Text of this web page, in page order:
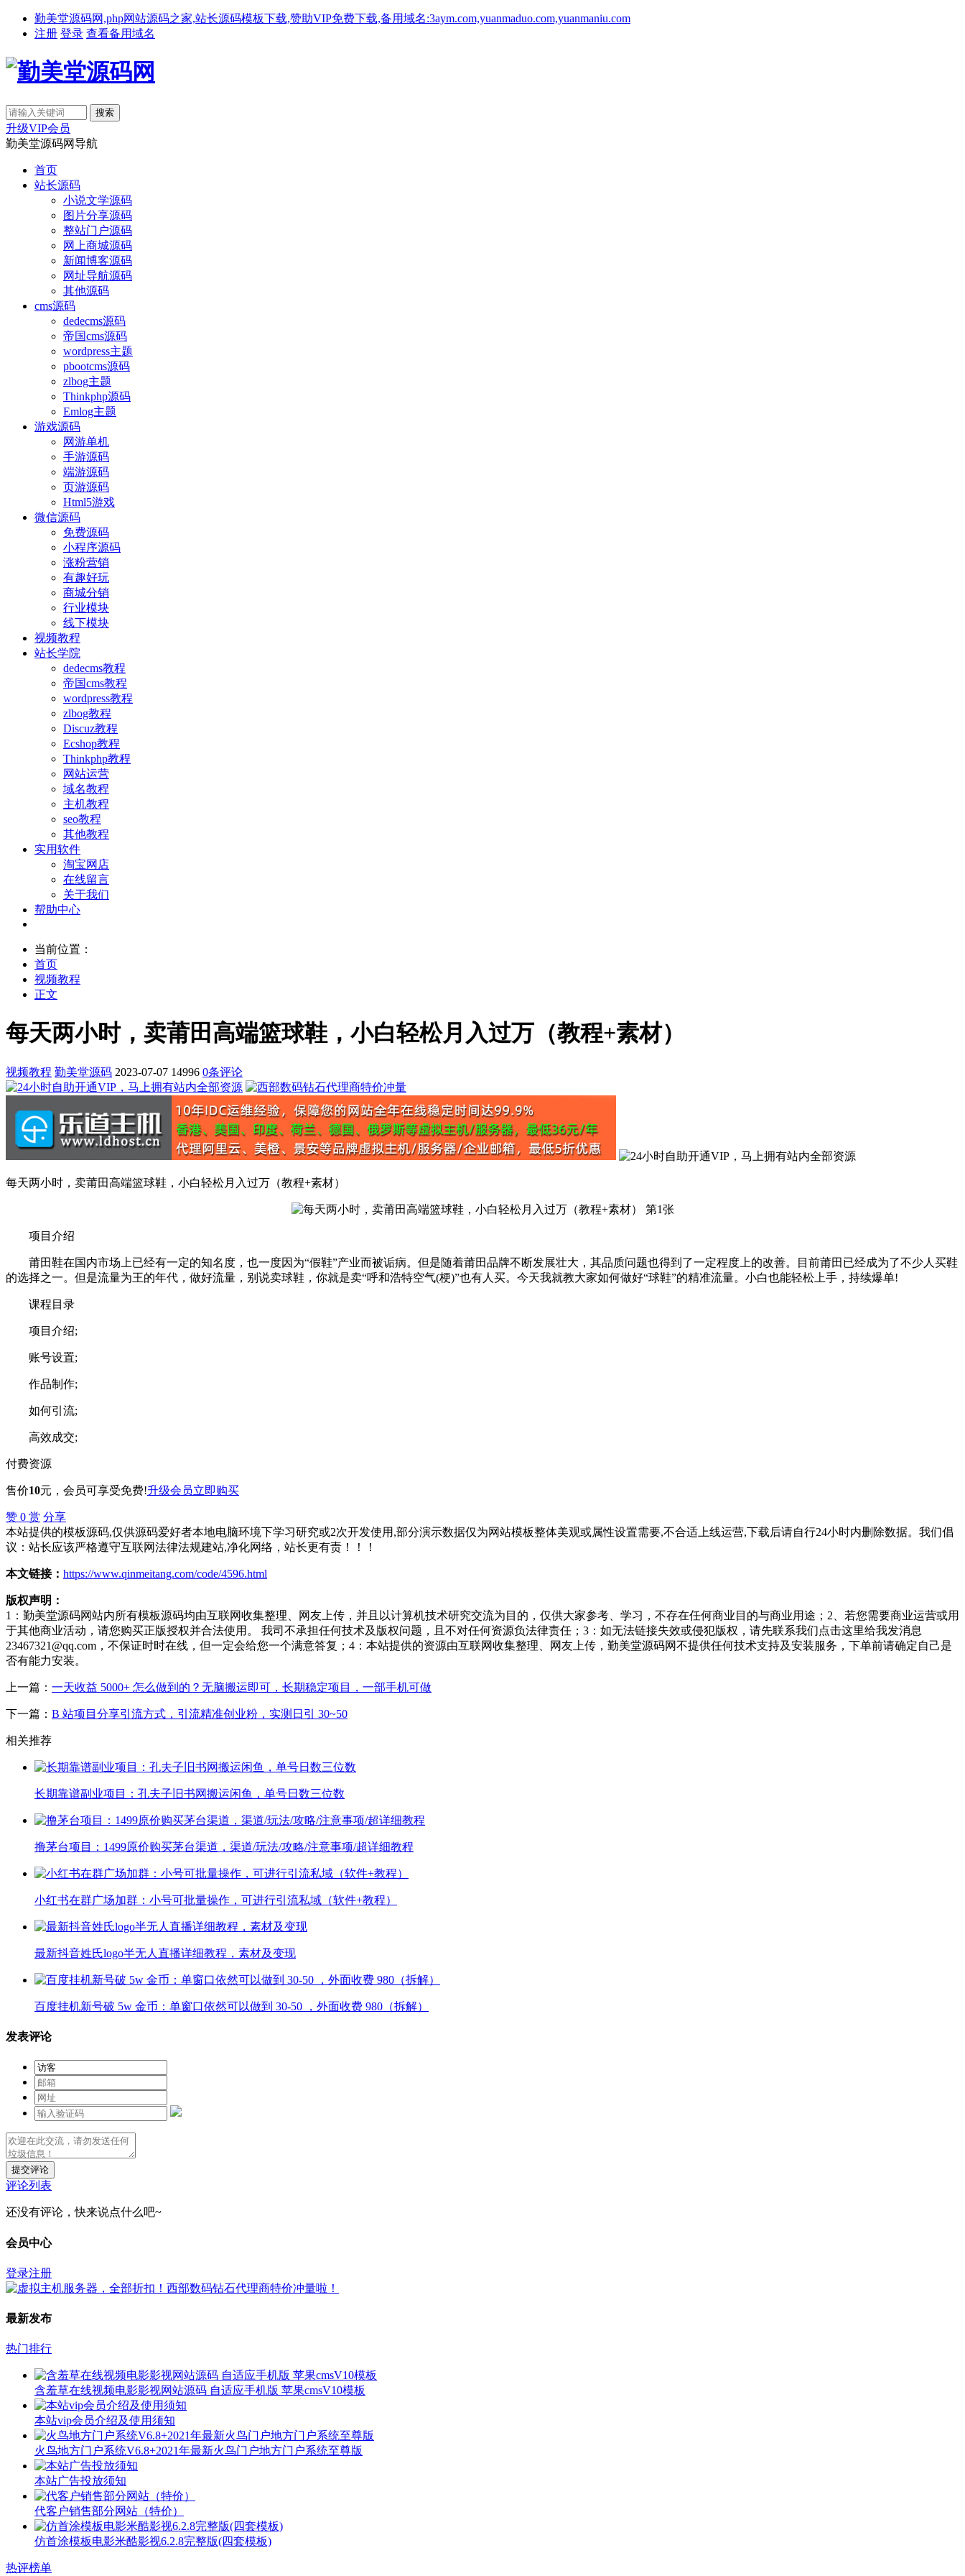
勤美堂源码网,php网站源码之家,站长源码模板下载,赞助VIP免费下载,备用域名:3aym.com,yuanmaduo.com,yuanmaniu.com
注册 登录 查看备用域名
升级VIP会员
勤美堂源码网导航
首页
站长源码
小说文学源码
图片分享源码
整站门户源码
网上商城源码
新闻博客源码
网址导航源码
其他源码
cms源码
dedecms源码
帝国cms源码
wordpress主题
pbootcms源码
zlbog主题
Thinkphp源码
Emlog主题
游戏源码
网游单机
手游源码
端游源码
页游源码
Html5游戏
微信源码
免费源码
小程序源码
涨粉营销
有趣好玩
商城分销
行业模块
线下模块
视频教程
站长学院
dedecms教程
帝国cms教程
wordpress教程
zlbog教程
Discuz教程
Ecshop教程
Thinkphp教程
网站运营
域名教程
主机教程
seo教程
其他教程
实用软件
淘宝网店
在线留言
关于我们
帮助中心
当前位置：
首页
视频教程
正文
每天两小时，卖莆田高端篮球鞋，小白轻松月入过万（教程+素材）
视频教程 勤美堂源码 2023-07-07 14996 0条评论
每天两小时，卖莆田高端篮球鞋，小白轻松月入过万（教程+素材）
项目介绍
莆田鞋在国内市场上已经有一定的知名度，也一度因为“假鞋”产业而被诟病。但是随着莆田品牌不断发展壮大，其品质问题也得到了一定程度上的改善。目前莆田已经成为了不少人买鞋
的选择之一。但是流量为王的年代，做好流量，别说卖球鞋，你就是卖“呼和浩特空气(梗)”也有人买。今天我就教大家如何做好“球鞋”的精准流量。小白也能轻松上手，持续爆单!
课程目录
项目介绍;
账号设置;
作品制作;
如何引流;
高效成交;
付费资源
售价10元 ，会员可享受免费!升级会员立即购买
赞 0 赏 分享
本站提供的模板源码,仅供源码爱好者本地电脑环境下学习研究或2次开发使用,部分演示数据仅为网站模板整体美观或属性设置需要,不合适上线运营,下载后请自行24小时内删除数据。我们倡
议：站长应该严格遵守互联网法律法规建站,净化网络，站长更有责！！！
本文链接： https://www.qinmeitang.com/code/4596.html
版权声明：
1：勤美堂源码网站内所有模板源码均由互联网收集整理、网友上传，并且以计算机技术研究交流为目的，仅供大家参考、学习，不存在任何商业目的与商业用途；2、若您需要商业运营或用
于其他商业活动，请您购买正版授权并合法使用。 我司不承担任何技术及版权问题，且不对任何资源负法律责任；3：如无法链接失效或侵犯版权，请先联系我们点击这里给我发消息
23467321@qq.com，不保证时时在线，但一定会给您一个满意答复；4：本站提供的资源由互联网收集整理、网友上传，勤美堂源码网不提供任何技术支持及安装服务，下单前请确定自己是
否有能力安装。
上一篇： 一天收益 5000+ 怎么做到的？无脑搬运即可，长期稳定项目，一部手机可做
下一篇： B 站项目分享引流方式，引流精准创业粉，实测日引 30~50
相关推荐
长期靠谱副业项目：孔夫子旧书网搬运闲鱼，单号日数三位数
撸茅台项目：1499原价购买茅台渠道，渠道/玩法/攻略/注意事项/超详细教程
小红书在群广场加群：小号可批量操作，可进行引流私域（软件+教程）
最新抖音姓氏logo半无人直播详细教程，素材及变现
百度挂机新号破 5w 金币：单窗口依然可以做到 30-50 ，外面收费 980（拆解）
发表评论
提交评论
评论列表
还没有评论，快来说点什么吧~
会员中心
登录注册
最新发布
热门排行
含羞草在线视频电影影视网站源码 自适应手机版 苹果cmsV10模板
本站vip会员介绍及使用须知
火鸟地方门户系统V6.8+2021年最新火鸟门户地方门户系统至尊版
本站广告投放须知
代客户销售部分网站（特价）
仿首涂模板电影米酷影视6.2.8完整版(四套模板)
热评榜单